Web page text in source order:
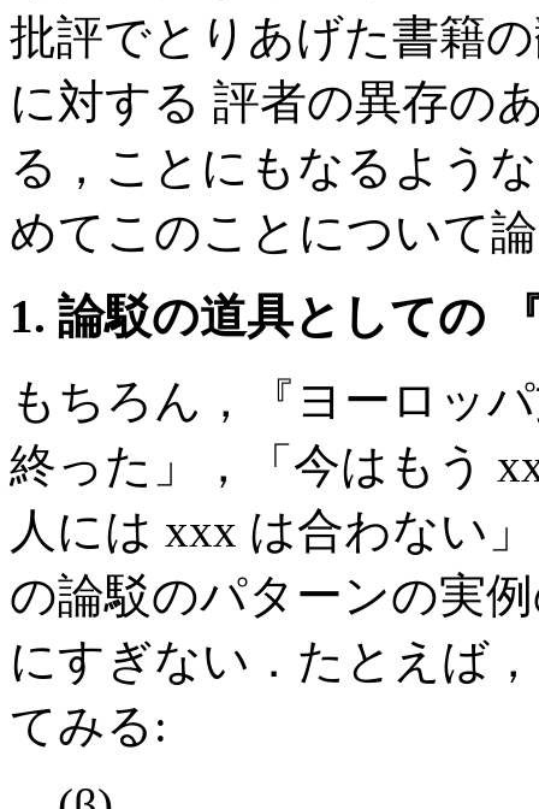
批評でとりあげた書籍
に対する 評者の異存の
る，ことにもなるよう
めてこのことについて
1. 論駁の道具としての
もちろん，『ヨーロッ
終った」，「今はもう
人には xxx は合わない
の論駁のパターンの実
にすぎない．たとえば
てみる: